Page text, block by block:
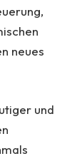
neues
und